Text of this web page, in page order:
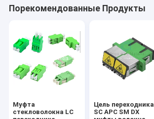
Порекомендованные Продукты
Муфта
стекловолокна LC
Цель переходника
SC APC SM DX